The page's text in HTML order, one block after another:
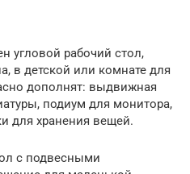
угловой рабочий стол,
в детской или комнате для
дополнят: выдвижная
подиум для монитора,
для хранения вещей.
с подвесными